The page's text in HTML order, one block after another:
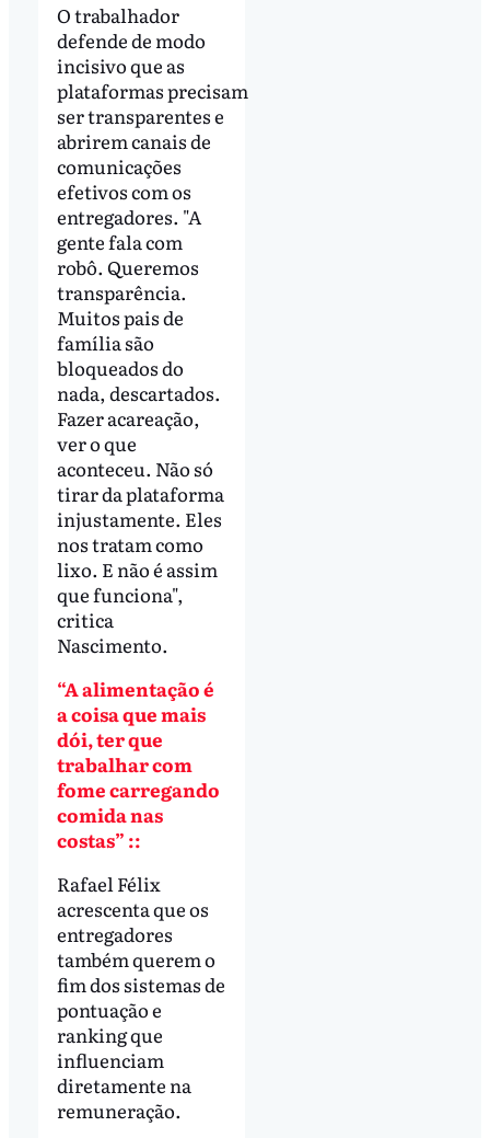
O trabalhador
defende de modo
incisivo que as
plataformas precisam
ser transparentes e
abrirem canais de
comunicações
efetivos com os
entregadores. "A
gente fala com
robô. Queremos
transparência.
Muitos pais de
família são
bloqueados do
nada, descartados.
Fazer acareação,
ver o que
aconteceu. Não só
tirar da plataforma
injustamente. Eles
nos tratam como
lixo. E não é assim
que funciona",
critica
Nascimento.
“A alimentação é
a coisa que mais
dói, ter que
trabalhar com
fome carregando
comida nas
costas” ::
Rafael Félix
acrescenta que os
entregadores
também querem o
fim dos sistemas de
pontuação e
ranking que
influenciam
diretamente na
remuneração.